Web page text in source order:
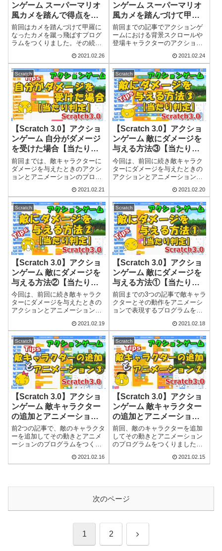
ンゲーム スーパーマリオ
風カメを踏んで得点を表
示する方法（Tips）
前回はカメを踏んづけて甲羅に
なったカメを蹴っ飛ばすプログ
ラムをつくりました。その続き
ゲットする得点を表示させるプ
ログラムをつくっていきます。
この記事を読んでいただくと、
アクションゲームでスーパーマ
リオ風にカメを踏...
2021.02.26
ンゲーム スーパーマリオ
風カメを踏んづけて甲羅
を蹴る方法（Tips）
前回までの記事でアクションゲ
ームにおける背景スクロールや
登場キャラクターのアクション
ームの基本的な骨格ができたの
で、これ以降は思いついたテー
マごとに記事を書いていこうと
思います。無料素材の中にちょ
うどカメと甲羅（...
2021.02.24
Scratch
【Scratch 3.0】アクショ
ンゲーム 自分がダメージ
を受けた場合【当たり判
定】（Tips）
前回までは、敵キャラクターに
ダメージを与えたときのアクシ
ョンとアニメーションのプログ
にメインキャラクター（主人
公）が敵キャラクターからダメ
ージを受けたときのアクション
とアニメーションのプログラム
をつくっていきます...
2021.02.21
Scratch
【Scratch 3.0】アクショ
ンゲーム 敵にダメージを
与える方法③【当たり判
定】（Tips）
今回は、前回に続き敵キャラク
ターにダメージを与えたときの
アクションとアニメーションの
です。メインキャラクター（主
人公）が放ったパンチが敵キャ
ラクターに当たると敵のHP（ヒ
ットポイント）が減っていき、
最後はダウン...
2021.02.20
Scratch
【Scratch 3.0】アクショ
ンゲーム 敵にダメージを
与える方法②【当たり判
定】（Tips）
今回は、前回に続き敵キャラク
ターにダメージを与えたときの
アクションとアニメーションの
です。メインキャラクター（主
人公）が放ったパンチが敵キャ
ラクターに当たると敵のHP（ヒ
ットポイント）が減っていき、
最後はダウン...
2021.02.19
Scratch
【Scratch 3.0】アクショ
ンゲーム 敵にダメージを
与える方法①【当たり判
定】（Tips）
前回までの3つの記事で敵キャラ
クターとその動作をアニメーシ
ョンで表現するプログラムをプ
度は、個々の敵キャラクターに
ダメージを与える部分のプログ
ラムを追加していきます。メイ
ンキャラクター（主人公）が放
ったパンチが敵...
2021.02.18
Scratch
【Scratch 3.0】アクショ
ンゲーム 敵キャラクター
の追加とアニメーション
③（Tips）
前2つの記事で、敵のキャラクタ
ーを追加してその動きとアニメ
ーションのプログラムをつくり
ます。全部で3回に分けて、3種
2021.02.16
Scratch
【Scratch 3.0】アクショ
ンゲーム 敵キャラクター
の追加とアニメーション
②（Tips）
前回、敵のキャラクターを追加
してその動きとアニメーション
のプログラムをつくりました。
部で3回に分けて、3種類の敵キ
2021.02.15
次のページ
1 2 次